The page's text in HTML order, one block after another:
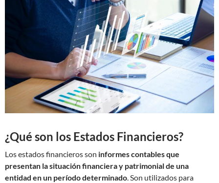
¿Qué son los Estados Financieros?
Los estados financieros son informes contables que
presentan la situación financiera y patrimonial de una
entidad en un período determinado. Son utilizados para